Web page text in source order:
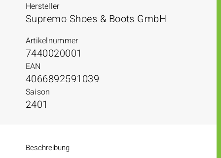
Hersteller
Supremo Shoes & Boots GmbH
Artikelnummer
7440020001
EAN
4066892591039
Saison
2401
Beschreibung